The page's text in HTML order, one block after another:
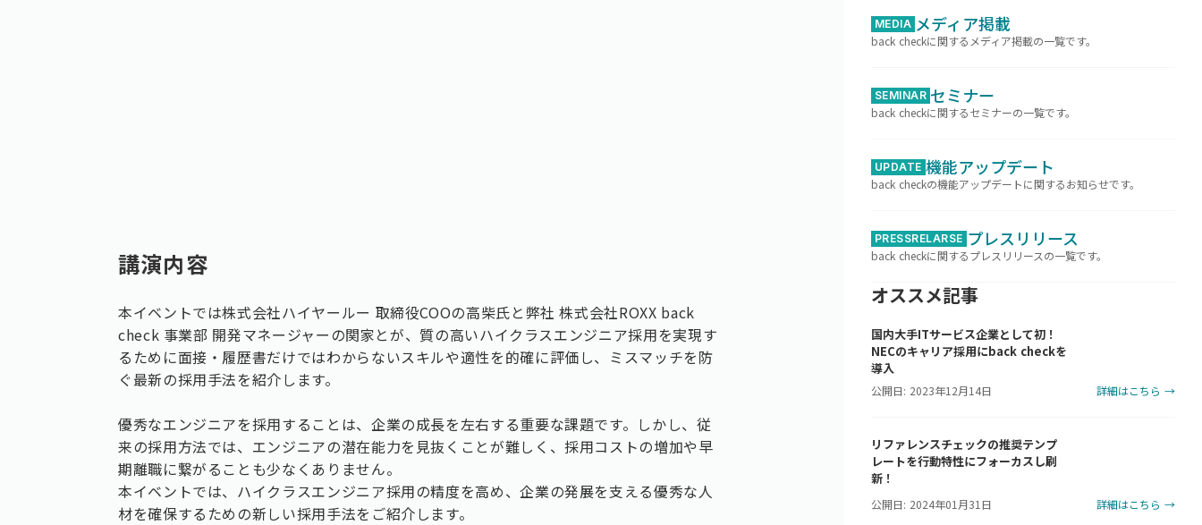
講演内容
本イベントでは株式会社ハイヤールー 取締役COOの高柴氏と弊社 株式会社ROXX back
check 事業部 開発マネージャーの関家とが、質の高いハイクラスエンジニア採用を実現す
るために面接・履歴書だけではわからないスキルや適性を的確に評価し、ミスマッチを防
ぐ最新の採用手法を紹介します。
優秀なエンジニアを採用することは、企業の成長を左右する重要な課題です。しかし、従
来の採用方法では、エンジニアの潜在能力を見抜くことが難しく、採用コストの増加や早
期離職に繋がることも少なくありません。
本イベントでは、ハイクラスエンジニア採用の精度を高め、企業の発展を支える優秀な人
材を確保するための新しい採用手法をご紹介します。
MEDIA メディア掲載
back checkに関するメディア掲載の一覧です。
SEMINAR セミナー
back checkに関するセミナーの一覧です。
UPDATE 機能アップデート
back checkの機能アップデートに関するお知らせです。
PRESSRELARSE プレスリリース
back checkに関するプレスリリースの一覧です。
オススメ記事
国内大手ITサービス企業として初！
NECのキャリア採用にback checkを
導入
公開日: 2023年12月14日 詳細はこちら →
リファレンスチェックの推奨テンプ
レートを行動特性にフォーカスし刷
新！
公開日: 2024年01月31日 詳細はこちら →